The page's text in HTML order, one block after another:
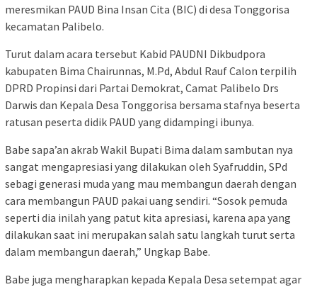
meresmikan PAUD Bina Insan Cita (BIC) di desa Tonggorisa
kecamatan Palibelo.
Turut dalam acara tersebut Kabid PAUDNI Dikbudpora
kabupaten Bima Chairunnas, M.Pd, Abdul Rauf Calon terpilih
DPRD Propinsi dari Partai Demokrat, Camat Palibelo Drs
Darwis dan Kepala Desa Tonggorisa bersama stafnya beserta
ratusan peserta didik PAUD yang didampingi ibunya.
Babe sapa’an akrab Wakil Bupati Bima dalam sambutan nya
sangat mengapresiasi yang dilakukan oleh Syafruddin, SPd
sebagi generasi muda yang mau membangun daerah dengan
cara membangun PAUD pakai uang sendiri. “Sosok pemuda
seperti dia inilah yang patut kita apresiasi, karena apa yang
dilakukan saat ini merupakan salah satu langkah turut serta
dalam membangun daerah,” Ungkap Babe.
Babe juga mengharapkan kepada Kepala Desa setempat agar